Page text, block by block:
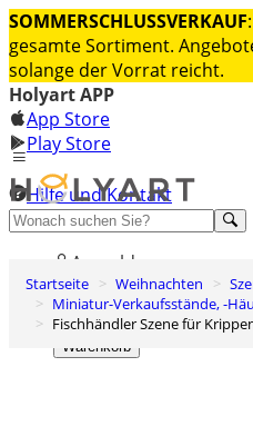
SOMMERSCHLUSSVERKAUF:
gesamte Sortiment.
solange der Vorrat reicht.
Holyart APP
App Store
Play Store
Hilfe und Kontakt
Entdecken Sie Premium
Anmelden
Wunschliste
0
Warenkorb
Startseite Weihnachten
Miniatur-Verkaufsstände, -
Fischhändler Szene für